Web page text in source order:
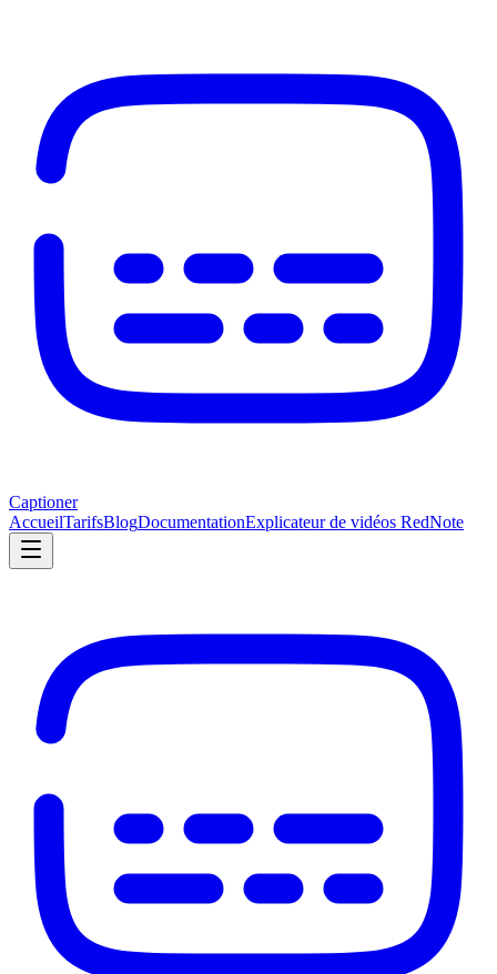
Captioner
AccueilTarifsBlogDocumentationExplicateur de vidéos RedNote